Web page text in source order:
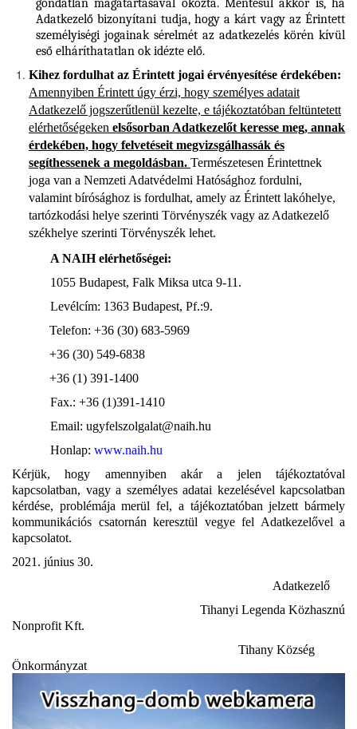
gondatlan magatartásával okozta. Mentesül akkor is, ha
Adatkezelő bizonyítani tudja, hogy a kárt vagy az Érintett
személyiségi jogainak sérelmét az adatkezelés körén kívül
eső elháríthatatlan ok idézte elő.
Kihez fordulhat az Érintett jogai érvényesítése érdekében:
Amennyiben Érintett úgy érzi, hogy személyes adatait
Adatkezelő jogszerűtlenül kezelte, e tájékoztatóban feltüntetett
elérhetőségeken elsősorban Adatkezelőt keresse meg, annak
érdekében, hogy felvetéseit megvizsgálhassák és
segíthessenek a megoldásban. Természetesen Érintettnek
joga van a Nemzeti Adatvédelmi Hatósághoz fordulni,
valamint bírósághoz is fordulhat, amely az Érintett lakóhelye,
tartózkodási helye szerinti Törvényszék vagy az Adatkezelő
székhelye szerinti Törvényszék lehet.
A NAIH elérhetőségei:
1055 Budapest, Falk Miksa utca 9-11.
Levélcím: 1363 Budapest, Pf.:9.
Telefon: +36 (30) 683-5969
+36 (30) 549-6838
+36 (1) 391-1400
Fax.: +36 (1)391-1410
Email: ugyfelszolgalat@naih.hu
Honlap: www.naih.hu
Kérjük, hogy amennyiben akár a jelen tájékoztatóval
kapcsolatban, vagy a személyes adatai kezelésével kapcsolatban
kérdése, problémája merül fel, a tájékoztatóban jelzett bármely
kommunikációs csatornán keresztül vegye fel Adatkezelővel a
kapcsolatot.
2021. június 30.
Adatkezelő
Tihanyi Legenda Közhasznú
Nonprofit Kft.
Tihany Község
Önkormányzat